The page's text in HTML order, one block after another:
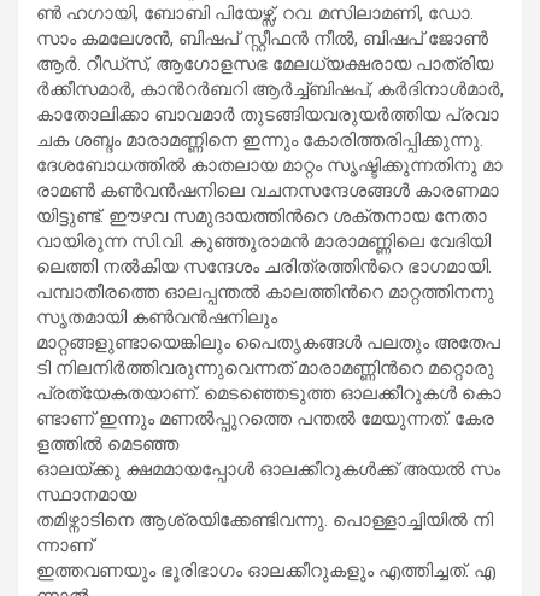
ണ്‍ ഹ​ഗാ​യി, ബോ​ബി പി​യേ​ഴ്സ്, റ​വ. മ​സി​ലാ​മ​ണി, ഡോ. ​
സാം ക​മ​ലേ​ശ​ന്‍, ബി​ഷ​പ് സ്റ്റീ​ഫ​ന്‍ നീ​ൽ, ബി​ഷ​പ് ജോ​ണ്‍
ആ​ർ. റീ​ഡ്സ്, ആ​ഗോ​ള​സ​ഭ മേ​ല​ധ്യ​ക്ഷ​രാ​യ പാ​ത്രി​യ​
ർ​ക്കീ​സ​മാ​ർ, കാ​ന്‍റ​ർ​ബ​റി ആ​ർ​ച്ച്ബി​ഷ​പ്, ക​ർ​ദി​നാ​ൾ​മാ​ർ,
കാ​തോ​ലി​ക്കാ ബാ​വ​മാ​ർ തു​ട​ങ്ങി​യ​വ​രു​യ​ര്‍​ത്തി​യ പ്ര​വാ​
ച​ക ശ​ബ്ദം മാ​രാ​മ​ണ്ണി​നെ ഇ​ന്നും കോ​രി​ത്ത​രി​പ്പി​ക്കു​ന്നു.
ദേ​ശ​ബോ​ധ​ത്തി​ല്‍ കാ​ത​ലാ​യ മാ​റ്റം സൃ​ഷ്ടി​ക്കു​ന്ന​തി​നു മാ​
രാ​മ​ണ്‍ ക​ണ്‍​വ​ന്‍​ഷ​നി​ലെ വ​ച​ന​സ​ന്ദേ​ശ​ങ്ങ​ള്‍ കാ​ര​ണ​മാ​
യി​ട്ടു​ണ്ട്. ഈ​ഴ​വ സ​മു​ദാ​യ​ത്തി​ന്‍റെ ശ​ക്ത​നാ​യ നേ​താ​
വാ​യി​രു​ന്ന സി.​വി. കു​ഞ്ഞു​രാ​മ​ൻ മാ​രാ​മ​ണ്ണി​ലെ വേ​ദി​യി​
ലെ​ത്തി ന​ൽ​കി​യ സ​ന്ദേ​ശം ച​രി​ത്ര​ത്തി​ന്‍റെ ഭാ​ഗ​മാ​യി.
പമ്പാ​തീ​ര​ത്തെ ഓ​ല​പ്പന്ത​ൽ കാ​ല​ത്തി​ന്‍റെ മാ​റ്റ​ത്തി​ന​നു​
സൃ​ത​മാ​യി ക​ൺ​വ​ൻ​ഷ​നി​ലും
മാ​റ്റ​ങ്ങ​ളു​ണ്ടാ​യെ​ങ്കി​ലും പൈ​തൃ​ക​ങ്ങ​ൾ പ​ല​തും അ​തേ​പ​
ടി നി​ല​നി​ർ​ത്തി​വ​രു​ന്നു​വെ​ന്ന​ത് മാ​രാ​മ​ണ്ണി​ന്‍റെ മ​റ്റൊ​രു
പ്ര​ത്യേ​ക​ത​യാ​ണ്. മെ​ട​ഞ്ഞെ​ടു​ത്ത ഓ​ല​ക്കീ​റു​ക​ൾ കൊ​
ണ്ടാ​ണ് ഇ​ന്നും മ​ണ​ൽ​പ്പു​റ​ത്തെ പ​ന്ത​ൽ മേ​യു​ന്ന​ത്. കേ​ര​
ള​ത്തി​ൽ മെ​ട​ഞ്ഞ
ഓ​ല​യ്ക്കു ക്ഷ​മ​മാ​യ​പ്പോ​ൾ ഓ​ല​ക്കീ​റു​ക​ൾ​ക്ക് അ​യ​ൽ സം​
സ്ഥാ​ന​മാ​യ
ത​മി​ഴ്നാ​ടി​നെ ആ​ശ്ര​യി​ക്കേ​ണ്ടി​വ​ന്നു. പൊ​ള്ളാ​ച്ചി​യി​ൽ നി​
ന്നാ​ണ്
ഇ​ത്ത​വ​ണ​യും ഭൂ​രി​ഭാ​ഗം ഓ​ല​ക്കീ​റു​ക​ളും എ​ത്തി​ച്ച​ത്. എ​